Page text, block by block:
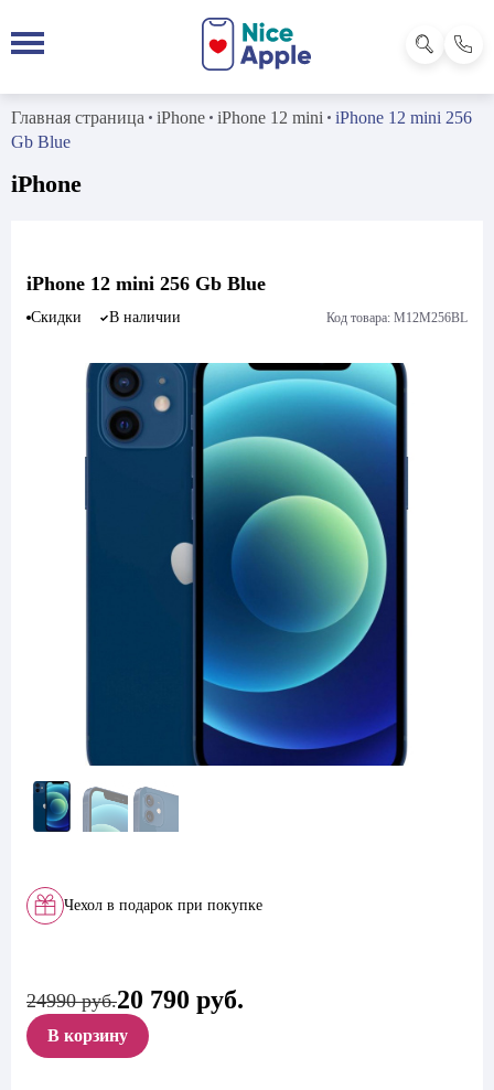
Главная страница iPhone iPhone 12 mini
iPhone 12 mini 256
Gb Blue
iPhone
iPhone 12 mini 256 Gb Blue
Скидки В наличии Код товара: M12M256BL
Чехол в подарок при покупке
24990 руб.Первоначальная
цена
составляла
20 790 руб.
В корзину